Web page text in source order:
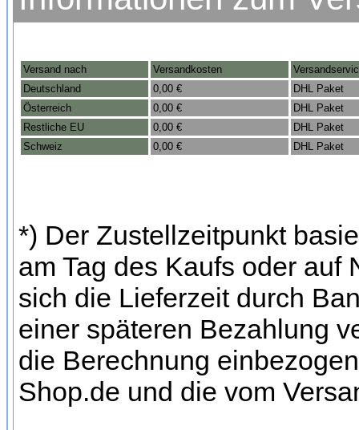
Versand nach Versandkosten
Deutschland
0,00 €
DHL Paket
Österreich
0,00 €
DHL Paket
Restliche EU
0,00 €
DHL Paket
Schweiz
0,00 € DHL Paket
*) Der Zustellzeitpunkt
am Tag des Kaufs oder
sich die Lieferzeit durch
einer späteren Bezahlung
die Berechnung
Shop.de und die vom